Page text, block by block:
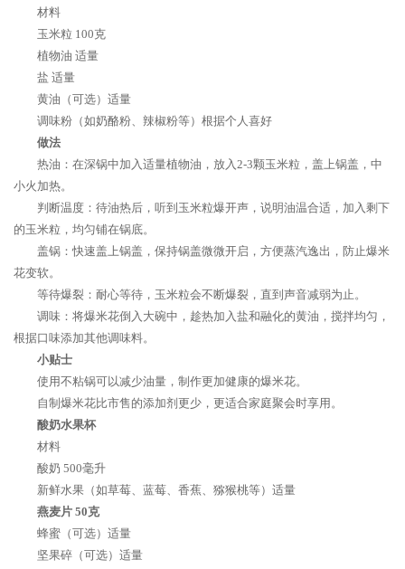
材料
玉米粒 100克
植物油 适量
盐 适量
黄油（可选）适量
调味粉（如奶酪粉、辣椒粉等）根据个人喜好
做法
热油：在深锅中加入适量植物油，放入2-3颗玉米粒，盖上锅盖，中
小火加热。
判断温度：待油热后，听到玉米粒爆开声，说明油温合适，加入剩下
的玉米粒，均匀铺在锅底。
盖锅：快速盖上锅盖，保持锅盖微微开启，方便蒸汽逸出，防止爆米
花变软。
等待爆裂：耐心等待，玉米粒会不断爆裂，直到声音减弱为止。
调味：将爆米花倒入大碗中，趁热加入盐和融化的黄油，搅拌均匀，
根据口味添加其他调味料。
小贴士
使用不粘锅可以减少油量，制作更加健康的爆米花。
自制爆米花比市售的添加剂更少，更适合家庭聚会时享用。
酸奶水果杯
材料
酸奶 500毫升
新鲜水果（如草莓、蓝莓、香蕉、猕猴桃等）适量
燕麦片 50克
蜂蜜（可选）适量
坚果碎（可选）适量